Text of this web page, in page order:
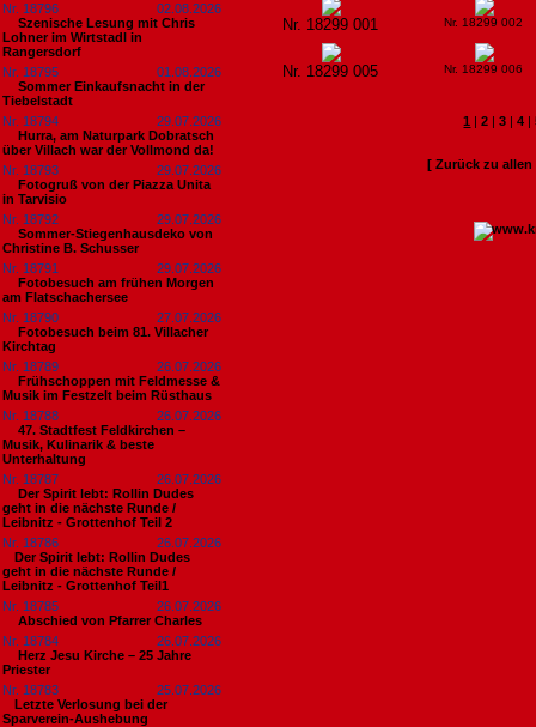
Nr. 18796
02.08.2026
Szenische Lesung mit Chris
Lohner im Wirtstadl in
Rangersdorf
Nr. 18795
01.08.2026
Sommer Einkaufsnacht in der
Tiebelstadt
Nr. 18794
29.07.2026
Hurra, am Naturpark Dobratsch
über Villach war der Vollmond da!
Nr. 18793
29.07.2026
Fotogruß von der Piazza Unita
in Tarvisio
Nr. 18792
29.07.2026
Sommer-Stiegenhausdeko von
Christine B. Schusser
Nr. 18791
29.07.2026
Fotobesuch am frühen Morgen
am Flatschachersee
Nr. 18790
27.07.2026
Fotobesuch beim 81. Villacher
Kirchtag
Nr. 18789
26.07.2026
Frühschoppen mit Feldmesse &
Musik im Festzelt beim Rüsthaus
Nr. 18788
26.07.2026
47. Stadtfest Feldkirchen –
Musik, Kulinarik & beste
Unterhaltung
Nr. 18787
26.07.2026
Der Spirit lebt: Rollin Dudes
geht in die nächste Runde /
Leibnitz - Grottenhof Teil 2
Nr. 18786
26.07.2026
​Der Spirit lebt: Rollin Dudes
geht in die nächste Runde /
Leibnitz - Grottenhof Teil1
Nr. 18785
26.07.2026
Abschied von Pfarrer Charles
Nr. 18784
26.07.2026
Herz Jesu Kirche – 25 Jahre
Priester
Nr. 18783
25.07.2026
​Letzte Verlosung bei der
Sparverein-Aushebung
Nr. 18299 001 Nr. 18299 002
Nr. 18299 005 Nr. 18299 006
1 |2 |3 |4 |
[ Zurück zu